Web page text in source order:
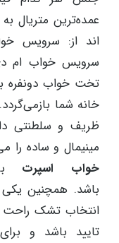
عمده‌ترین متریال
اند از: سرویس
سرویس خواب ام
تخت خواب دونفره
خانه شما
ظریف و سلطنتی
مینیمال و ساده را
خواب اسپرت
باشد. همچنین
انتخاب تشک راحت
تایید باشد و